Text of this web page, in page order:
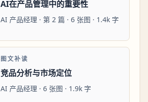
AI在产品管理中的重要性
AI 产品经理 · 第 2 篇 · 6 张图 · 1.4k 字
图文补读
竞品分析与市场定位
AI 产品经理 · 6 张图 · 1.9k 字